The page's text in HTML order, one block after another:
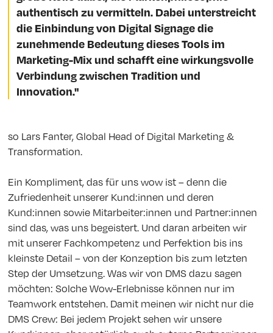
authentisch zu vermitteln. Dabei unterstreicht
die Einbindung von Digital Signage die
zunehmende Bedeutung dieses Tools im
Marketing-Mix und schafft eine wirkungsvolle
Verbindung zwischen Tradition und
Innovation."
so Lars Fanter, Global Head of Digital Marketing &
Transformation.
Ein Kompliment, das für uns wow ist – denn die
Zufriedenheit unserer Kund:innen und deren
Kund:innen sowie Mitarbeiter:innen und Partner:innen
sind das, was uns begeistert. Und daran arbeiten wir
mit unserer Fachkompetenz und Perfektion bis ins
kleinste Detail – von der Konzeption bis zum letzten
Step der Umsetzung. Was wir von DMS dazu sagen
möchten: Solche Wow-Erlebnisse können nur im
Teamwork entstehen. Damit meinen wir nicht nur die
DMS Crew: Bei jedem Projekt sehen wir unsere